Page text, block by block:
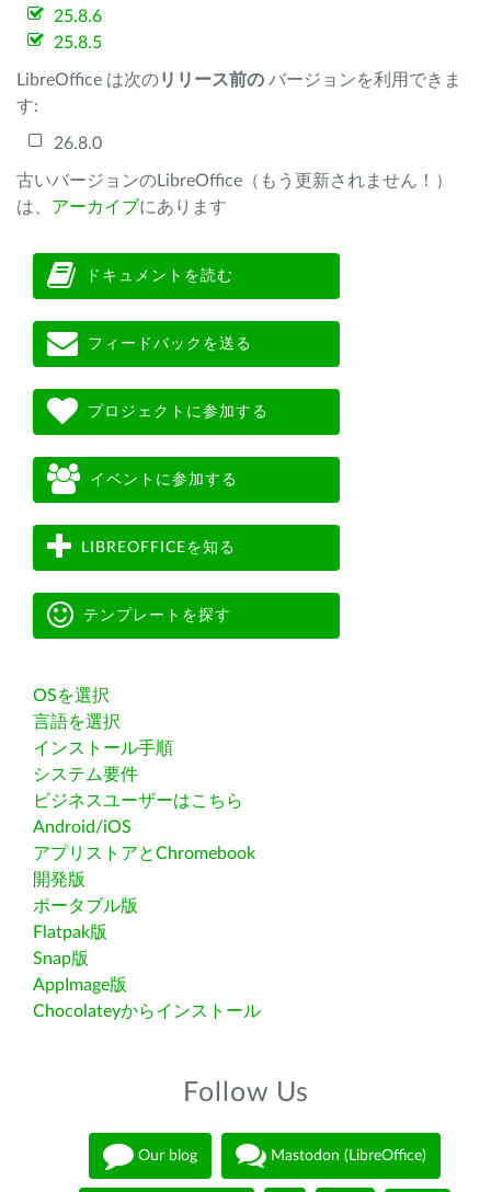
25.8.6
25.8.5
LibreOffice は次のリリース前の バージョンを利用できま
す:
26.8.0
古いバージョンのLibreOffice（もう更新されません！）
は、 アーカイブにあります
ドキュメントを読む
フィードバックを送る
プロジェクトに参加する
イベントに参加する
LIBREOFFICEを知る
テンプレートを探す
OSを選択
言語を選択
インストール手順
システム要件
ビジネスユーザーはこちら
Android/iOS
アプリストアとChromebook
開発版
ポータブル版
Flatpak版
Snap版
AppImage版
Chocolateyからインストール
Follow Us
Our blog Mastodon (LibreOffice)